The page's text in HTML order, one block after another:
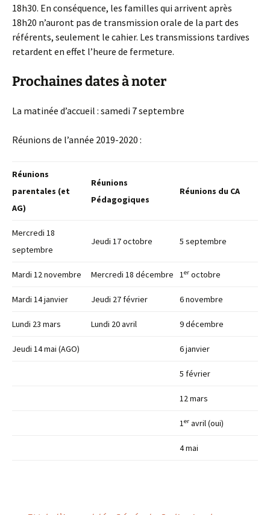
18h30. En conséquence, les familles qui arrivent après
18h20 n’auront pas de transmission orale de la part des
référents, seulement le cahier. Les transmissions tardives
retardent en effet l’heure de fermeture.
Prochaines dates à noter
La matinée d’accueil : samedi 7 septembre
Réunions de l’année 2019-2020 :
Réunions
parentales (et
AG)
Réunions
Pédagogiques
Réunions du CA
Mercredi 18
septembre
Jeudi 17 octobre 5 septembre
Mardi 12 novembre Mercredi 18 décembre 1er octobre
Mardi 14 janvier Jeudi 27 février 6 novembre
Lundi 23 mars Lundi 20 avril 9 décembre
Jeudi 14 mai (AGO) 6 janvier
5 février
12 mars
1er avril (oui)
4 mai